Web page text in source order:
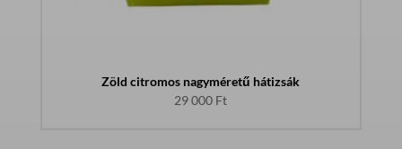
Zöld citromos nagyméretű hátizsák
29 000 Ft